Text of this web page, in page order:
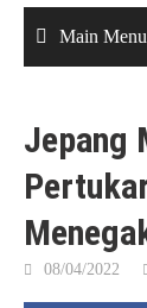
Main Menu
Jepang
08/04/2022